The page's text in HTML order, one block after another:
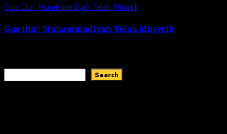
Gus Dur: Muhammadiyah Telah Musyrik
Gus Dur: Muhammadiyah Telah Musyrik
Search